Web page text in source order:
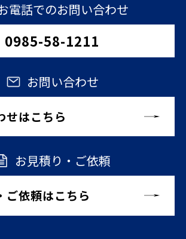
電話でのお問い合わせ
0985-58-1211
お問い合わせ
せはこちら
お見積り・ご依頼
ご依頼はこちら